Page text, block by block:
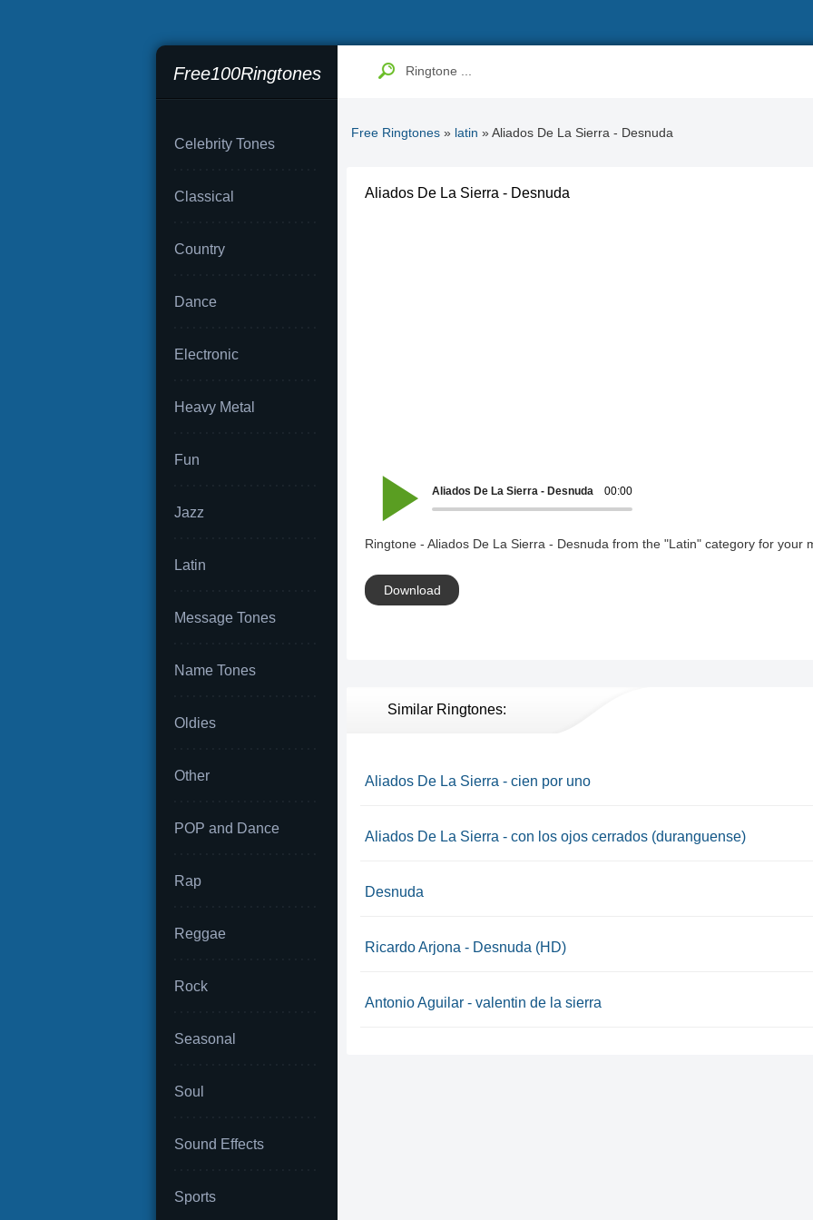
Free100Ringtones
Celebrity Tones
Classical
Country
Dance
Electronic
Heavy Metal
Fun
Jazz
Latin
Message Tones
Name Tones
Oldies
Other
POP and Dance
Rap
Reggae
Rock
Seasonal
Soul
Sound Effects
Sports
Free Ringtones » latin » Aliados De La Sierra - Desnuda
Aliados De La Sierra - Desnuda
00:00
Aliados De La Sierra - Desnuda
Ringtone - Aliados De La Sierra - Desnuda from the "Latin" category for your
Download
Similar Ringtones:
Aliados De La Sierra - cien por uno
Aliados De La Sierra - con los ojos cerrados (duranguense)
Desnuda
Ricardo Arjona - Desnuda (HD)
Antonio Aguilar - valentin de la sierra